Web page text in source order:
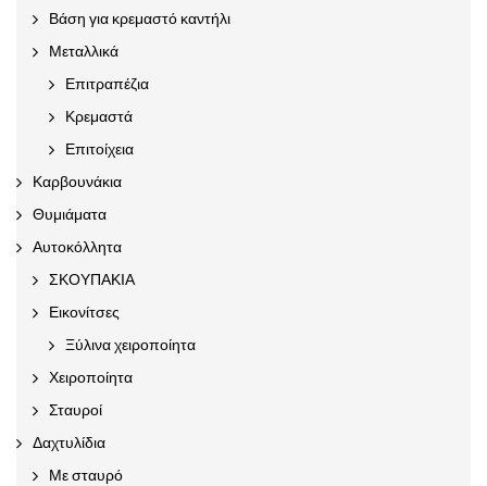
Βάση για κρεμαστό καντήλι
Μεταλλικά
Επιτραπέζια
Κρεμαστά
Επιτοίχεια
Καρβουνάκια
Θυμιάματα
Αυτοκόλλητα
ΣΚΟΥΠΑΚΙΑ
Εικονίτσες
Ξύλινα χειροποίητα
Χειροποίητα
Σταυροί
Δαχτυλίδια
Με σταυρό